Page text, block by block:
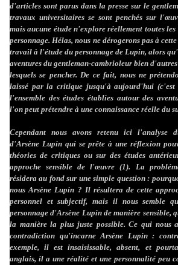
d'articles sont parus dans la presse sur le
travaux universitaires se sont penchés sur
mais aucune étude n'explore réellement toutes
personnage. Hélas, nous ne dérogerons pas à
travail à l'étude du personnage de Lupin, alors
aventures du gentleman-cambrioleur bien
lesquels se pencher. De ce fait, nous ne
laissé par la critique jusqu'à aujourd'hui (c'est
l'ensemble des études établies autour des
l'on peut prétendre à une connaissance réelle du
Cependant nous avons retenu ici l'analyse
d'Arsène Lupin qui se prête à une réflexion
théories de critiques ou sur des études
approche sensible de l'œuvre (1). La
résidera au fond sur une simple question :
nous Arsène Lupin ? Il résultera de cette
personnel et subjectif, mais il nous semble
personnage d'Arsène Lupin de manière sensible,
la manière la plus juste possible. Ce qui nous
contradiction qu'incarne Arsène Lupin :
exemple, il est insaisissable, absent, et
anglais, il a une réalité et une personnalité peu